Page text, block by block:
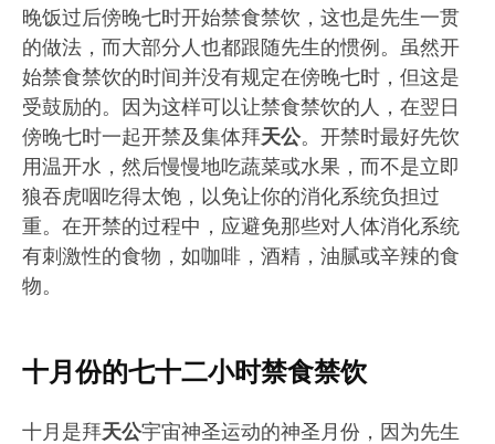
晚饭过后傍晚七时开始禁食禁饮，这也是先生一贯
的做法，而大部分人也都跟随先生的惯例。虽然开
始禁食禁饮的时间并没有规定在傍晚七时，但这是
受鼓励的。因为这样可以让禁食禁饮的人，在翌日
傍晚七时一起开禁及集体拜天公。开禁时最好先饮
用温开水，然后慢慢地吃蔬菜或水果，而不是立即
狼吞虎咽吃得太饱，以免让你的消化系统负担过
重。在开禁的过程中，应避免那些对人体消化系统
有刺激性的食物，如咖啡，酒精，油腻或辛辣的食
物。
十月份的七十二小时禁食禁饮
十月是拜天公宇宙神圣运动的神圣月份，因为先生